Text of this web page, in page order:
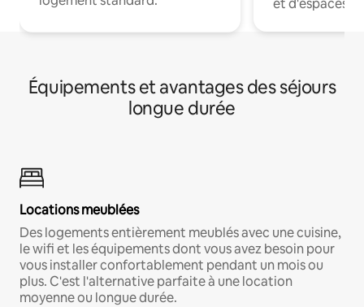
et d'espaces
Équipements et avantages des séjours
longue durée
Locations meublées
Des logements entièrement meublés avec une cuisine,
le wifi et les équipements dont vous avez besoin pour
vous installer confortablement pendant un mois ou
plus. C'est l'alternative parfaite à une location
moyenne ou longue durée.